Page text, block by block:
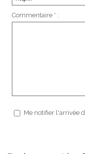
Commentaire * :
Me notifier l'arrivée